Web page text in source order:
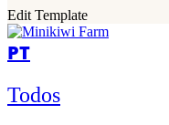
Edit Template
PT
Todos